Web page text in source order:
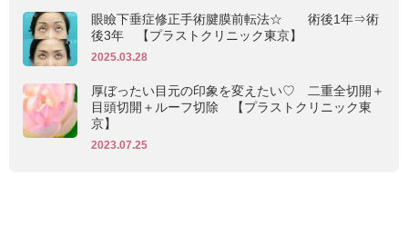
眼瞼下垂症修正手術腱膜前転法☆ 術後1年⇒術
後3年 【プラストクリニック東京】
2025.03.28
厚ぼったい目元の印象を変えたい♡ 二重全切開＋
目頭切開＋ルーフ切除 【プラストクリニック東
京】
2023.07.25